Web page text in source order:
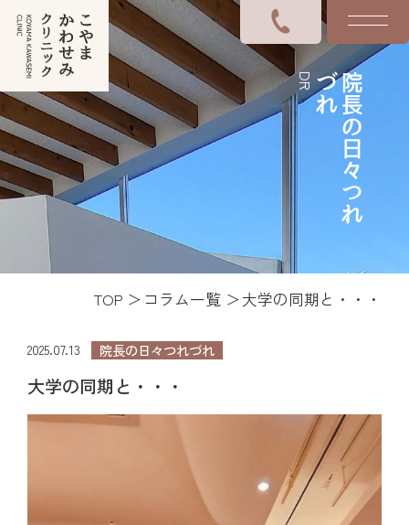
院
長
の
日
々
つ
れ
づ
れ
DR
TOP コラム一覧 大学の同期と・・・
2025.07.13 院長の日々つれづれ
大学の同期と・・・